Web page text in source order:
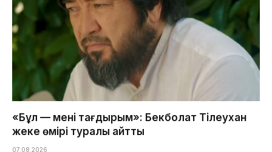
«Бұл — менің тағдырым»: Бекболат Тілеухан
жеке өмірі туралы айтты
07.08.2026